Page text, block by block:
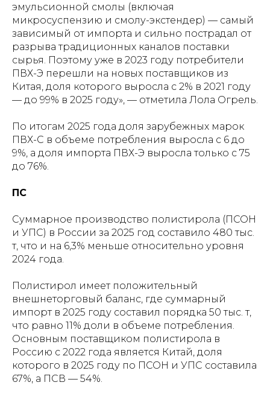
эмульсионной смолы (включая
микросуспензию и смолу-экстендер) — самый
зависимый от импорта и сильно пострадал от
разрыва традиционных каналов поставки
сырья. Поэтому уже в 2023 году потребители
ПВХ-Э перешли на новых поставщиков из
Китая, доля которого выросла с 2% в 2021 году
— до 99% в 2025 году», — отметила Лола Огрель.
По итогам 2025 года доля зарубежных марок
ПВХ-С в объеме потребления выросла с 6 до
9%, а доля импорта ПВХ-Э выросла только с 75
до 76%.
ПС
Суммарное производство полистирола (ПСОН
и УПС) в России за 2025 год составило 480 тыс.
т, что и на 6,3% меньше относительно уровня
2024 года.
Полистирол имеет положительный
внешнеторговый баланс, где суммарный
импорт в 2025 году составил порядка 50 тыс. т,
что равно 11% доли в объеме потребления.
Основным поставщиком полистирола в
Россию с 2022 года является Китай, доля
которого в 2025 году по ПСОН и УПС составила
67%, а ПСВ — 54%.